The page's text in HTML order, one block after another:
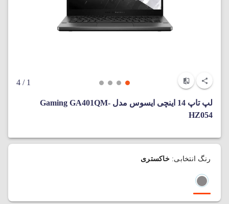
1
/ 4
لپ‌ تاپ 14 اینچی ایسوس مدل Gaming GA401QM-
HZ054
رنگ انتخابی:خاکستری